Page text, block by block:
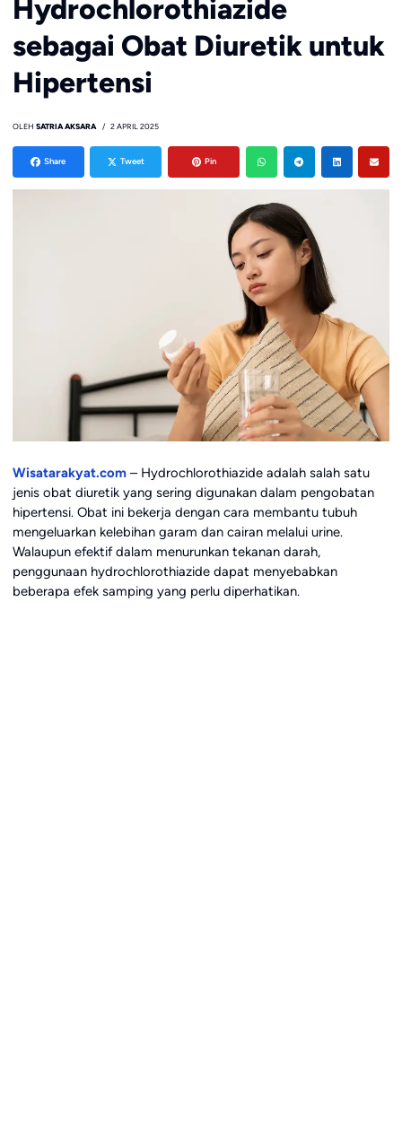
Hydrochlorothiazide
sebagai Obat Diuretik untuk
Hipertensi
OLEH SATRIA AKSARA 2 APRIL 2025
Share Tweet Pin
Wisatarakyat.com– Hydrochlorothiazide adalah salah satu
jenis obat diuretik yang sering digunakan dalam pengobatan
hipertensi. Obat ini bekerja dengan cara membantu tubuh
mengeluarkan kelebihan garam dan cairan melalui urine.
Walaupun efektif dalam menurunkan tekanan darah,
penggunaan hydrochlorothiazide dapat menyebabkan
beberapa efek samping yang perlu diperhatikan.